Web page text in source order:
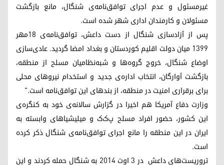
غیرمسئول و عدم اجرای توافق‌نامە‌ی شنگال، مانع بازگشت
مسئولان و کارمندان ادار‌ی شهر شده‌ است.
پس از آزاد‌سازی شنگال از دست داعش، توافق‌نامه‌ی ۱۸مهر
۱۳۹۹ میان دولت اقلیم کوردستان و بغداد امضا گردید. عادی‌سازی
اوضاع شنگال، خروج گرو‌ه‌ها و شبه‌نظامیان مسلح از منطقه،
بازگشت آوارگان، انتخاب اداره‌ی جدید و استخدام نیروهای محلی
برای برقراری امنیت در منطقه، از بند‌های این توافق‌نامه است."
وزارت دفاع آمریکا هم اخیرا در گزارش سالانه‌ی خود بە کنگره‌ی
این کشور، حضور افراد مسلح پ‌ک‌ک و میلیشیاهای وابستە بە
ایران در این منطقه‌ را مانع اجرای توافق‌نامه‌ی شنگال ذکر کرده
است.
تروریست‌های داعش در ۳ اوت ۲۰۱۴ به شنگال حمله کردند و این